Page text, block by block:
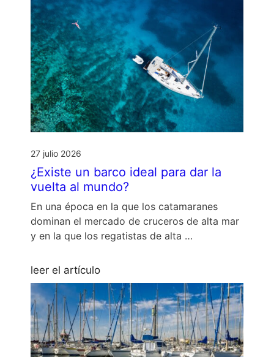
27 julio 2026
¿Existe un barco ideal para dar la
vuelta al mundo?
En una época en la que los catamaranes
dominan el mercado de cruceros de alta mar
y en la que los regatistas de alta …
leer el artículo